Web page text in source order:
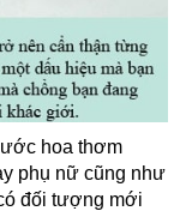
hoa thơm
phụ nữ cũng như
đối tượng mới